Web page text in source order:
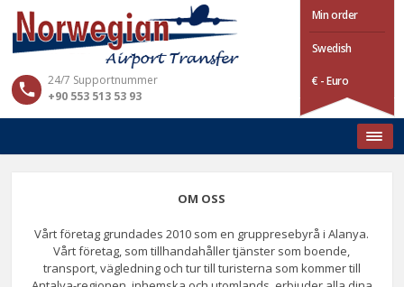
Min order
Swedish
€ - Euro
24/7 Supportnummer
+90 553 513 53 93
OM OSS
Vårt företag grundades 2010 som en gruppresebyrå i Alanya.
Vårt företag, som tillhandahåller tjänster som boende,
transport, vägledning och tur till turisterna som kommer till